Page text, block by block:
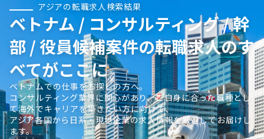
アジアの転職求人検索結果
ベトナム / コンサルティング / 幹
部 / 役員候補案件の転職求人のす
べてがここに
ベトナムでの仕事をお探しの方へ。
コンサルティング業界に関心があり、ご自身に合った職種とし
て海外でキャリアを築きたい方に向けて、
アジア各国から日系・現地企業の求人情報を厳選してお届けし
ます。